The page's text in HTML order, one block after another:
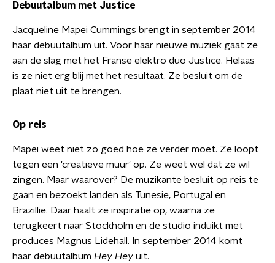
Debuutalbum met Justice
Jacqueline Mapei Cummings brengt in september 2014
haar debuutalbum uit. Voor haar nieuwe muziek gaat ze
aan de slag met het Franse elektro duo Justice. Helaas
is ze niet erg blij met het resultaat. Ze besluit om de
plaat niet uit te brengen.
Op reis
Mapei weet niet zo goed hoe ze verder moet. Ze loopt
tegen een 'creatieve muur' op. Ze weet wel dat ze wil
zingen. Maar waarover? De muzikante besluit op reis te
gaan en bezoekt landen als Tunesie, Portugal en
Brazillie. Daar haalt ze inspiratie op, waarna ze
terugkeert naar Stockholm en de studio induikt met
produces Magnus Lidehall. In september 2014 komt
haar debuutalbum Hey Hey uit.